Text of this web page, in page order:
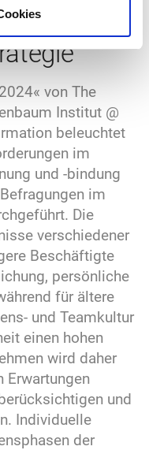
in
von The
Institut @
beleuchtet
im
und -bindung
im
Die
verschiedener
Beschäftigte
persönliche
für ältere
und Teamkultur
einen hohen
wird daher
Erwartungen
und
Individuelle
der